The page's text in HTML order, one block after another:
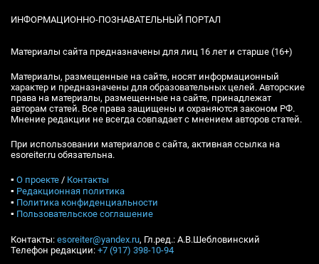
ИНФОРМАЦИОННО-ПОЗНАВАТЕЛЬНЫЙ ПОРТАЛ
Материалы сайта предназначены для лиц 16 лет и старше (16+)
Материалы, размещенные на сайте, носят информационный
характер и предназначены для образовательных целей. Авторские
права на материалы, размещенные на сайте, принадлежат
авторам статей. Все права защищены и охраняются законом РФ.
Мнение редакции не всегда совпадает с мнением авторов статей.
При использовании материалов с сайта, активная ссылка на
esoreiter.ru обязательна.
▪ О проекте / Контакты
▪ Редакционная политика
▪ Политика конфиденциальности
▪ Пользовательское соглашение
Контакты: esoreiter@yandex.ru, Гл.ред.: А.В.Шебловинский
Телефон редакции: +7 (917) 398-10-94